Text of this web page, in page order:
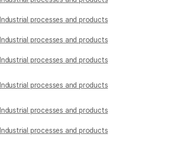
Industrial processes and products
Industrial processes and products
Industrial processes and products
Industrial processes and products
Industrial processes and products
Industrial processes and products